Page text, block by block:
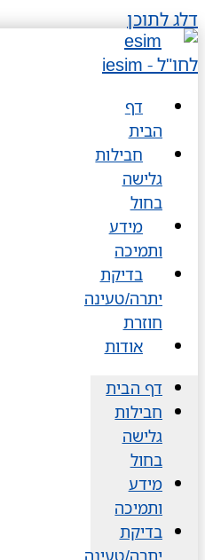
דלג לתוכן
דף
הבית
חבילות
גלישה
בחול
מידע
ותמיכה
בדיקת
יתרה/טעינה
חוזרת
אודות
דף הבית
חבילות
גלישה
בחול
מידע
ותמיכה
בדיקת
יתרה/טעינה